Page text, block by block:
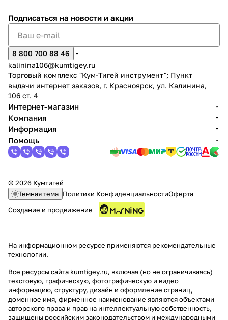
Подписаться на новости и акции
8 800 700 88 46
kalinina106@kumtigey.ru
Торговый комплекс "Кум-Тигей инструмент"; Пункт
выдачи интернет заказов, г. Красноярск, ул. Калинина,
106 ст. 4
Интернет-магазин
Компания
Информация
Помощь
© 2026 Кумтигей
Темная тема Политики КонфиденциальностиОферта
Создание и продвижение
На информационном ресурсе применяются рекомендательные
технологии.
Все ресурсы сайта kumtigey.ru, включая (но не ограничиваясь)
текстовую, графическую, фотографическую и видео
информацию, структуру, дизайн и оформление страниц,
доменное имя, фирменное наименование являются объектами
авторского права и прав на интеллектуальную собственность,
защищены российским законодательством и международными
Оставшиеся75% будут
по25%
Подробнее
25
недели
Остались вопросы?